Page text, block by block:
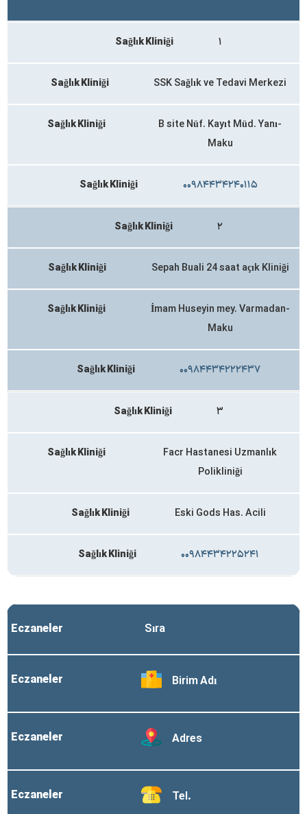
Sağlık Kliniği ۱
Sağlık Kliniği SSK Sağlık ve Tedavi Merkezi
Sağlık Kliniği
B site Nüf. Kayıt Müd. Yanı-
Maku
Sağlık Kliniği ۰۰۹۸۴۴۳۴۲۴۰۱۱۵
Sağlık Kliniği ۲
Sağlık Kliniği Sepah Buali 24 saat açık Kliniği
Sağlık Kliniği
İmam Huseyin mey. Varmadan-
Maku
Sağlık Kliniği ۰۰۹۸۴۴۳۴۲۲۲۴۳۷
Sağlık Kliniği ۳
Sağlık Kliniği
Facr Hastanesi Uzmanlık
Polikliniği
Sağlık Kliniği Eski Gods Has. Acili
Sağlık Kliniği ۰۰۹۸۴۴۳۴۲۲۵۲۴۱
Eczaneler Sıra
Eczaneler Birim Adı
Eczaneler Adres
Eczaneler Tel.